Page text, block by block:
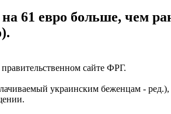
61 евро больше, чем
сайте ФРГ.
украинским беженцам - ред.),